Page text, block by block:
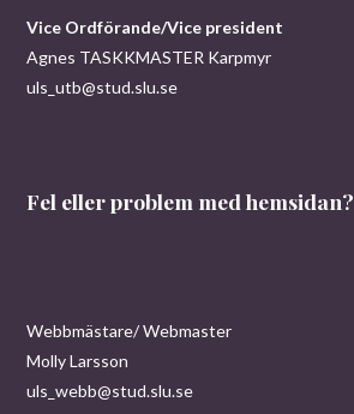
Vice Ordförande/Vice president
Agnes TASKKMASTER Karpmyr
uls_utb@stud.slu.se
Fel eller problem med hemsidan?
Webbmästare/ Webmaster
Molly Larsson
uls_webb@stud.slu.se